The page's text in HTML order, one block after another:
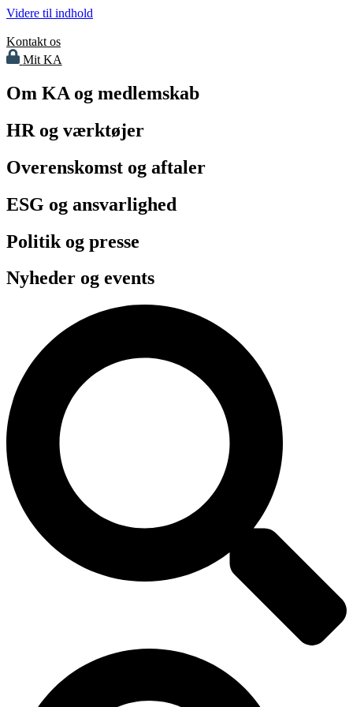
Videre til indhold
Kontakt os
Mit KA
Om KA og medlemskab
HR og værktøjer
Overenskomst og aftaler
ESG og ansvarlighed
Politik og presse
Nyheder og events